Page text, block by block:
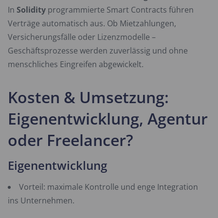
In Solidity programmierte Smart Contracts führen
Verträge automatisch aus. Ob Mietzahlungen,
Versicherungsfälle oder Lizenzmodelle –
Geschäftsprozesse werden zuverlässig und ohne
menschliches Eingreifen abgewickelt.
Kosten & Umsetzung:
Eigenentwicklung, Agentur
oder Freelancer?
Eigenentwicklung
Vorteil: maximale Kontrolle und enge Integration
ins Unternehmen.